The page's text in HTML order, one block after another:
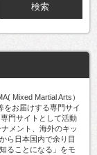
Mixed Martial Arts）
をお届けする専門サイ
門サイトとして活動
メント、海外のキッ
ら日本国内で余り目
ることになる」をモ